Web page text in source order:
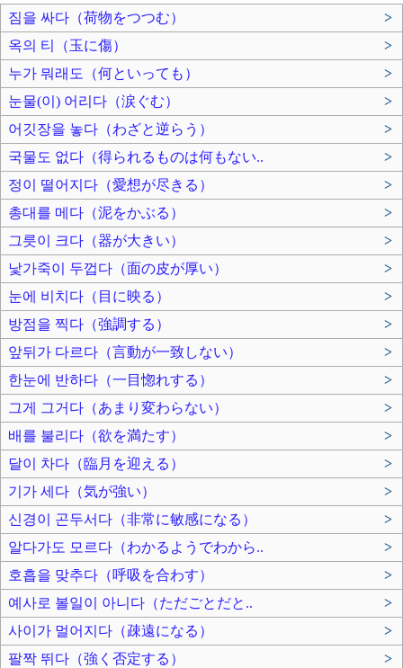
짐을 싸다（荷物をつつむ）
>
옥의 티（玉に傷）
>
누가 뭐래도（何といっても）
>
눈물(이) 어리다（涙ぐむ）
>
어깃장을 놓다（わざと逆らう）
>
국물도 없다（得られるものは何もない..
>
정이 떨어지다（愛想が尽きる）
>
총대를 메다（泥をかぶる）
>
그릇이 크다（器が大きい）
>
낯가죽이 두껍다（面の皮が厚い）
>
눈에 비치다（目に映る）
>
방점을 찍다（強調する）
>
앞뒤가 다르다（言動が一致しない）
>
한눈에 반하다（一目惚れする）
>
그게 그거다（あまり変わらない）
>
배를 불리다（欲を満たす）
>
달이 차다（臨月を迎える）
>
기가 세다（気が強い）
>
신경이 곤두서다（非常に敏感になる）
>
알다가도 모르다（わかるようでわから..
>
호흡을 맞추다（呼吸を合わす）
>
예사로 볼일이 아니다（ただごとだと..
>
사이가 멀어지다（疎遠になる）
>
팔짝 뛰다（強く否定する）
>